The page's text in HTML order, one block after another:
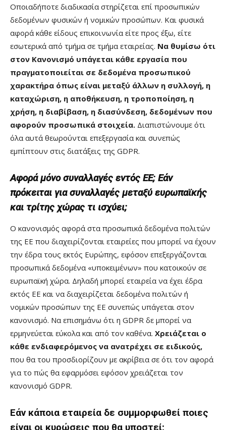
Οποιαδήποτε διαδικασία στηρίζεται επί προσωπικών
δεδομένων φυσικών ή νομικών προσώπων. Και φυσικά
αφορά κάθε είδους επικοινωνία είτε προς έξω, είτε
εσωτερικά από τμήμα σε τμήμα εταιρείας. Να θυμίσω ότι
στον Κανονισμό υπάγεται κάθε εργασία που
πραγματοποιείται σε δεδομένα προσωπικού
χαρακτήρα όπως είναι μεταξύ άλλων η συλλογή, η
καταχώριση, η αποθήκευση, η τροποποίηση, η
χρήση, η διαβίβαση, η διασύνδεση, δεδομένων που
αφορούν προσωπικά στοιχεία. Διαπιστώνουμε ότι
όλα αυτά θεωρούνται επεξεργασία και συνεπώς
εμπίπτουν στις διατάξεις της GDPR.
Αφορά μόνο συναλλαγές εντός ΕΕ; Εάν
πρόκειται για συναλλαγές μεταξύ ευρωπαϊκής
και τρίτης χώρας τι ισχύει;
Ο κανονισμός αφορά στα προσωπικά δεδομένα πολιτών
της ΕΕ που διαχειρίζονται εταιρείες που μπορεί να έχουν
την έδρα τους εκτός Ευρώπης, εφόσον επεξεργάζονται
προσωπικά δεδομένα «υποκειμένων» που κατοικούν σε
ευρωπαϊκή χώρα. Δηλαδή μπορεί εταιρεία να έχει έδρα
εκτός ΕΕ και να διαχειρίζεται δεδομένα πολιτών ή
νομικών προσώπων της ΕΕ συνεπώς υπάγεται στον
κανονισμό. Να επισημάνω ότι η GDPR δε μπορεί να
ερμηνεύεται εύκολα και από τον καθένα. Χρειάζεται ο
κάθε ενδιαφερόμενος να ανατρέχει σε ειδικούς,
που θα του προσδιορίζουν με ακρίβεια σε ότι τον αφορά
για το πώς θα εφαρμόσει εφόσον χρειάζεται τον
κανονισμό GDPR.
Εάν κάποια εταιρεία δε συμμορφωθεί ποιες
είναι οι κυρώσεις που θα υποστεί;